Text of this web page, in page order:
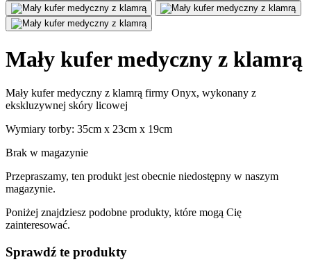
Mały kufer medyczny z klamrą
Mały kufer medyczny z klamrą firmy Onyx, wykonany z
ekskluzywnej skóry licowej
Wymiary torby: 35cm x 23cm x 19cm
Brak w magazynie
Przepraszamy, ten produkt jest obecnie niedostępny w naszym
magazynie.
Poniżej znajdziesz podobne produkty, które mogą Cię
zainteresować.
Sprawdź te produkty